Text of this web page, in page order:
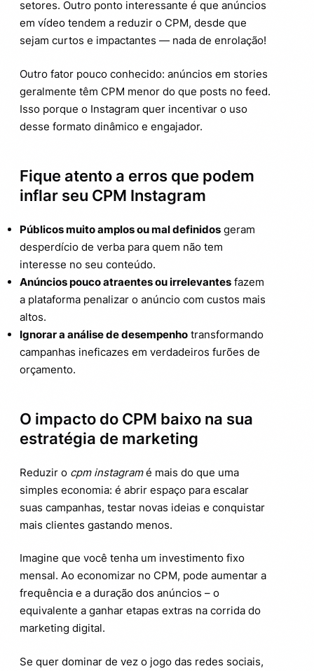
setores. Outro ponto interessante é que anúncios
em vídeo tendem a reduzir o CPM, desde que
sejam curtos e impactantes — nada de enrolação!
Outro fator pouco conhecido: anúncios em stories
geralmente têm CPM menor do que posts no feed.
Isso porque o Instagram quer incentivar o uso
desse formato dinâmico e engajador.
Fique atento a erros que podem
inflar seu CPM Instagram
Públicos muito amplos ou mal definidos geram
desperdício de verba para quem não tem
interesse no seu conteúdo.
Anúncios pouco atraentes ou irrelevantes fazem
a plataforma penalizar o anúncio com custos mais
altos.
Ignorar a análise de desempenho transformando
campanhas ineficazes em verdadeiros furões de
orçamento.
O impacto do CPM baixo na sua
estratégia de marketing
Reduzir o cpm instagramé mais do que uma
simples economia: é abrir espaço para escalar
suas campanhas, testar novas ideias e conquistar
mais clientes gastando menos.
Imagine que você tenha um investimento fixo
mensal. Ao economizar no CPM, pode aumentar a
frequência e a duração dos anúncios – o
equivalente a ganhar etapas extras na corrida do
marketing digital.
Se quer dominar de vez o jogo das redes sociais,